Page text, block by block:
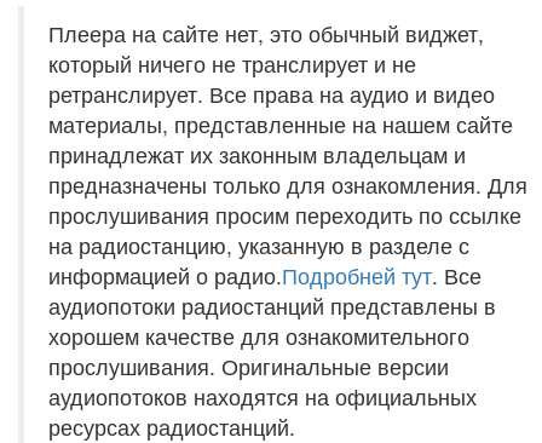
Плеера на сайте нет, это обычный виджет,
который ничего не транслирует и не
ретранслирует. Все права на аудио и видео
материалы, представленные на нашем сайте
принадлежат их законным владельцам и
предназначены только для ознакомления. Для
прослушивания просим переходить по ссылке
на радиостанцию, указанную в разделе с
информацией о радио.Подробней тут. Все
аудиопотоки радиостанций представлены в
хорошем качестве для ознакомительного
прослушивания. Оригинальные версии
аудиопотоков находятся на официальных
ресурсах радиостанций.